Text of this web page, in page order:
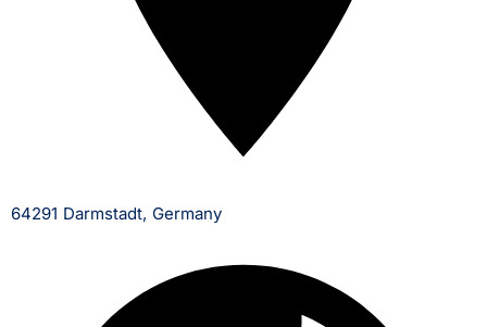
64291 Darmstadt, Germany